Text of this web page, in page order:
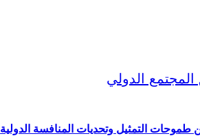
طموحات التمثيل وتحديات المنافسة الدولية